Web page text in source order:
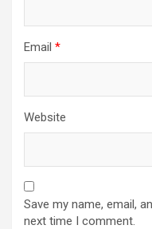
Email *
Website
Save my name, email,
next time I comment.